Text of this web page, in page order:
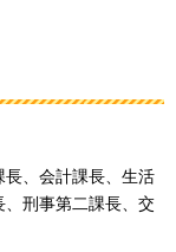
、会計課長、生活
刑事第二課長、交